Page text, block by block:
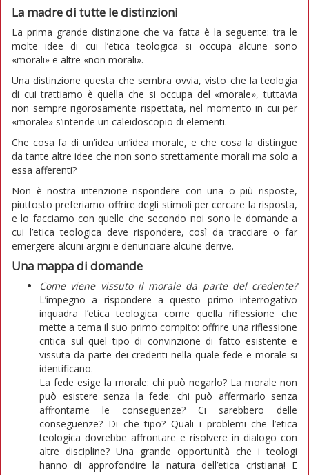
La madre di tutte le distinzioni
La prima grande distinzione che va fatta è la seguente: tra le
molte idee di cui l’etica teologica si occupa alcune sono
«morali» e altre «non morali».
Una distinzione questa che sembra ovvia, visto che la teologia
di cui trattiamo è quella che si occupa del «morale», tuttavia
non sempre rigorosamente rispettata, nel momento in cui per
«morale» s’intende un caleidoscopio di elementi.
Che cosa fa di un’idea un’idea morale, e che cosa la distingue
da tante altre idee che non sono strettamente morali ma solo a
essa afferenti?
Non è nostra intenzione rispondere con una o più risposte,
piuttosto preferiamo offrire degli stimoli per cercare la risposta,
e lo facciamo con quelle che secondo noi sono le domande a
cui l’etica teologica deve rispondere, così da tracciare o far
emergere alcuni argini e denunciare alcune derive.
Una mappa di domande
Come viene vissuto il morale da parte del credente?
L’impegno a rispondere a questo primo interrogativo
inquadra l’etica teologica come quella riflessione che
mette a tema il suo primo compito: offrire una riflessione
critica sul quel tipo di convinzione di fatto esistente e
vissuta da parte dei credenti nella quale fede e morale si
identificano.
La fede esige la morale: chi può negarlo? La morale non
può esistere senza la fede: chi può affermarlo senza
affrontarne le conseguenze? Ci sarebbero delle
conseguenze? Di che tipo? Quali i problemi che l’etica
teologica dovrebbe affrontare e risolvere in dialogo con
altre discipline? Una grande opportunità che i teologi
hanno di approfondire la natura dell’etica cristiana! E